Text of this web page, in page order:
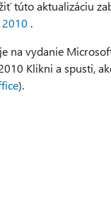
túto aktualizáciu
2010 .
na vydanie
Klikni a spusti,
).